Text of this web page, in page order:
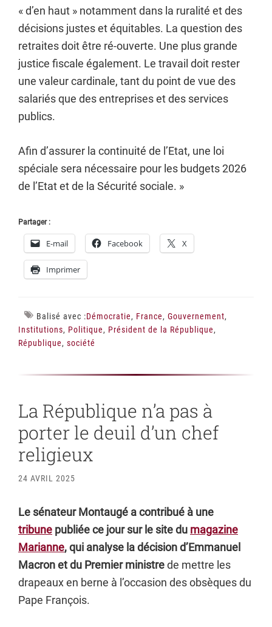
« d’en haut » notamment dans la ruralité et des
décisions justes et équitables. La question des
retraites doit être ré-ouverte. Une plus grande
justice fiscale également. Le travail doit rester
une valeur cardinale, tant du point de vue des
salariés que des entreprises et des services
publics.
Afin d’assurer la continuité de l’Etat, une loi
spéciale sera nécessaire pour les budgets 2026
de l’Etat et de la Sécurité sociale. »
Partager :
E-mail Facebook X
Imprimer
Balisé avec :Démocratie, France, Gouvernement,
Institutions, Politique, Président de la République,
République, société
La République n’a pas à
porter le deuil d’un chef
religieux
24 AVRIL 2025
Le sénateur Montaugé a contribué à une
tribune publiée ce jour sur le site du magazine
Marianne, qui analyse la décision d’Emmanuel
Macron et du Premier ministrede mettre les
drapeaux en berne à l’occasion des obsèques du
Pape François.